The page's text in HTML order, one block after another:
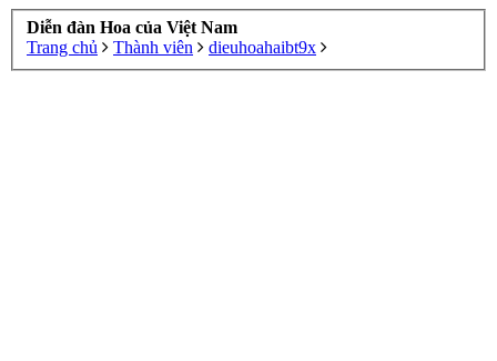
Diễn đàn Hoa của Việt Nam
Trang chủ
Thành viên dieuhoahaibt9x